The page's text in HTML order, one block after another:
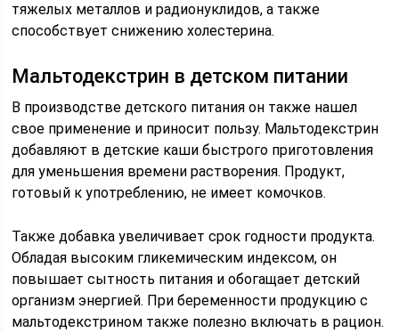
тяжелых металлов и радионуклидов, а также
способствует снижению холестерина.
Мальтодекстрин в детском питании
В производстве детского питания он также нашел
свое применение и приносит пользу. Мальтодекстрин
добавляют в детские каши быстрого приготовления
для уменьшения времени растворения. Продукт,
готовый к употреблению, не имеет комочков.
Также добавка увеличивает срок годности продукта.
Обладая высоким гликемическим индексом, он
повышает сытность питания и обогащает детский
организм энергией. При беременности продукцию с
мальтодекстрином также полезно включать в рацион.